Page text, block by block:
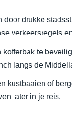
door drukke
verkeersregels
te
langs de
kustbaaien of
later in je reis.